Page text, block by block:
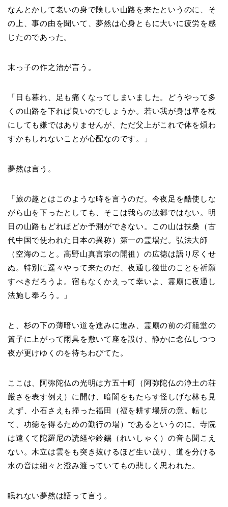
なんとかして老いの身で険しい山路を来たというのに、そ
の上、事の由を聞いて、夢然は心身ともに大いに疲労を感
じたのであった。
末っ子の作之治が言う。
「日も暮れ、足も痛くなってしまいました。どうやって多
くの山路を下れば良いのでしょうか。若い我が身は草を枕
にしても嫌ではありませんが、ただ父上がこれで体を煩わ
すかもしれないことが心配なのです。」
夢然は言う。
「旅の趣とはこのような時を言うのだ。今夜足を酷使しな
がら山を下ったとしても、そこは我らの故郷ではない。明
日の山路もどれほどか予測ができない。この山は扶桑（古
代中国で使われた日本の異称）第一の霊場だ。弘法大師
（空海のこと。高野山真言宗の開祖）の広徳は語り尽くせ
ぬ。特別に遥々やって来たのだ、夜通し後世のことを祈願
すべきだろうよ。宿もなくかえって幸いよ、霊廟に夜通し
法施し奉ろう。」
と、杉の下の薄暗い道を進みに進み、霊廟の前の灯籠堂の
簀子に上がって雨具を敷いて座を設け、静かに念仏しつつ
夜が更けゆくのを待ちわびてた。
ここは、阿弥陀仏の光明は方五十町（阿弥陀仏の浄土の荘
厳さを表す例え）に開け、暗闇をもたらす怪しげな林も見
えず、小石さえも掃った福田（福を耕す場所の意。転じ
て、功徳を得るための勤行の場）であるというのに、寺院
は遠くて陀羅尼の読経や鈴錫（れいしゃく）の音も聞こえ
ない。木立は雲をも突き抜けるほど生い茂り、道を分ける
水の音は細々と澄み渡っていてもの悲しく思われた。
眠れない夢然は語って言う。